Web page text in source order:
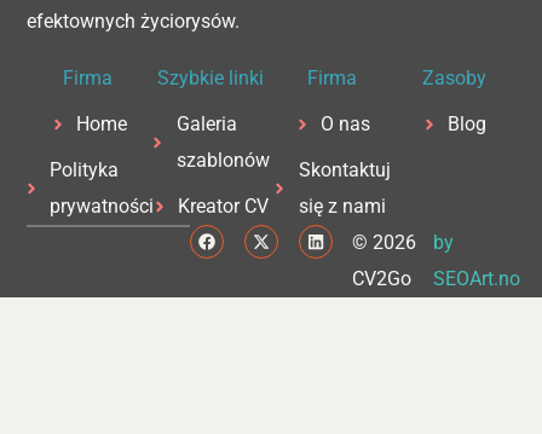
efektownych życiorysów.
Firma
Home
Polityka
prywatności
Szybkie linki
Galeria
szablonów
Kreator CV
Firma
O nas
Skontaktuj
się z nami
Zasoby
Blog
© 2026
CV2Go
by
SEOArt.no
F
a
c
b
X
-
t
i
L
i
n
e